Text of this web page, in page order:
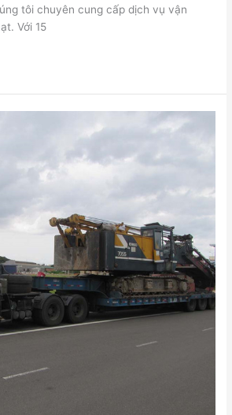
tôi chuyên cung cấp dịch vụ vận
Với 15